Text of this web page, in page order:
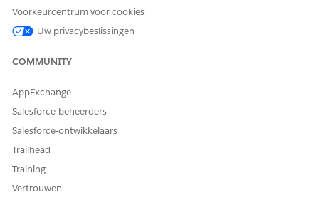
HEEFT DIT ARTIKEL UW PROBLEEM OPGELOST?
Voorkeurcentrum voor cookies
Uw privacybeslissingen
COMMUNITY
AppExchange
Salesforce-beheerders
Salesforce-ontwikkelaars
Trailhead
Training
Vertrouwen